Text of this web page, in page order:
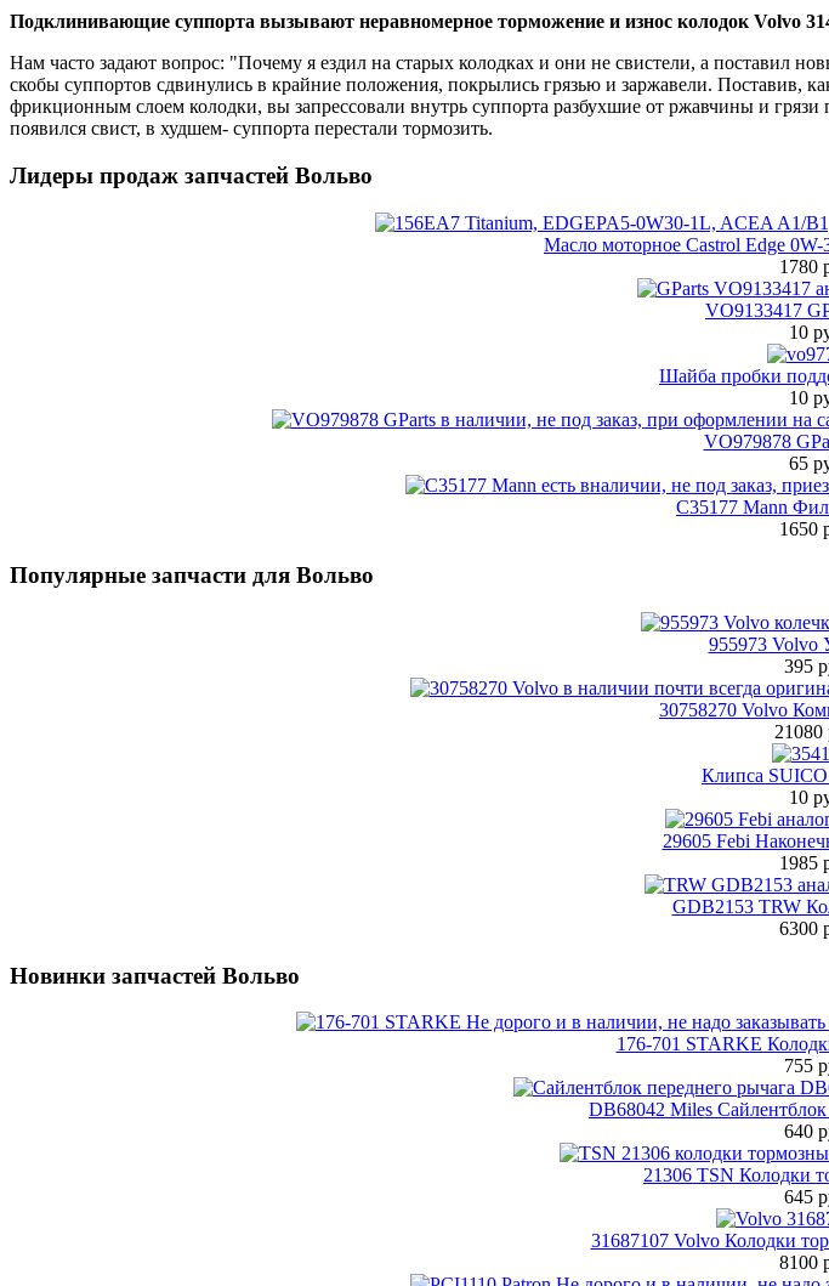
Подклинивающие суппорта вызывают неравномерное торможение и износ колодок Volvo
Нам часто задают вопрос: "Почему я ездил на старых колодках и они не свистели, а поставил
скобы суппортов сдвинулись в крайние положения, покрылись грязью и заржавели.
фрикционным слоем колодки, вы запрессовали внутрь суппорта разбухшие от ржавчины и
появился свист, в худшем- суппорта перестали тормозить.
Лидеры продаж запчастей Вольво
Масло моторное Castrol Edge
1780
VO9133417
10
Шайба пробки
10
VO979878
65
C35177 Mann
1650
Популярные запчасти для Вольво
955973 Volvo
395
30758270 Volvo
21080
Клипса SUICO
10
29605 Febi
1985
GDB2153 TRW
6300
Новинки запчастей Вольво
176-701 STARKE
755
DB68042 Miles
640
21306 TSN Колодки
645
31687107 Volvo Колодки
8100